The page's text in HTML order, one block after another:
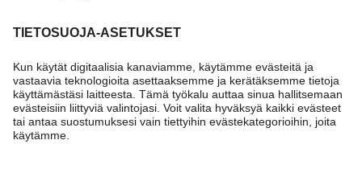
Tarvitsetko apua?
Asiakaspalvelu
Usein kysyttyä
Kappahl Club